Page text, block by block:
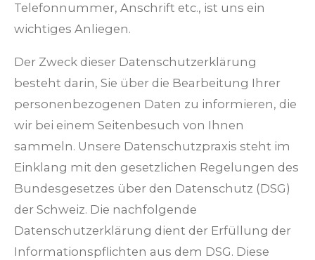
Telefonnummer, Anschrift etc., ist uns ein
wichtiges Anliegen.
Der Zweck dieser Datenschutzerklärung
besteht darin, Sie über die Bearbeitung Ihrer
personenbezogenen Daten zu informieren, die
wir bei einem Seitenbesuch von Ihnen
sammeln. Unsere Datenschutzpraxis steht im
Einklang mit den gesetzlichen Regelungen des
Bundesgesetzes über den Datenschutz (DSG)
der Schweiz. Die nachfolgende
Datenschutzerklärung dient der Erfüllung der
Informationspflichten aus dem DSG. Diese